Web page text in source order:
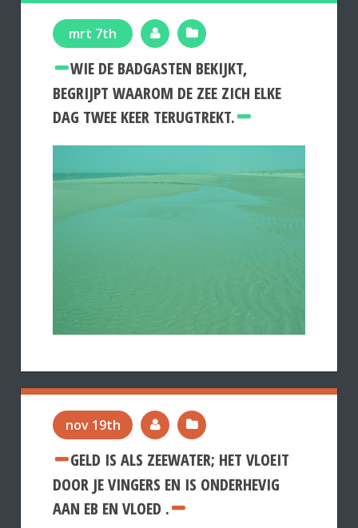
mrt 7th
WIE DE BADGASTEN BEKIJKT,
BEGRIJPT WAAROM DE ZEE ZICH ELKE
DAG TWEE KEER TERUGTREKT.
nov 19th
GELD IS ALS ZEEWATER; HET VLOEIT
DOOR JE VINGERS EN IS ONDERHEVIG
AAN EB EN VLOED .